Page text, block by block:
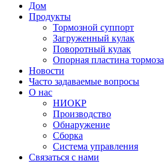
Дом
Продукты
Тормозной суппорт
Загруженный кулак
Поворотный кулак
Опорная пластина тормоза
Новости
Часто задаваемые вопросы
О нас
НИОКР
Производство
Обнаружение
Сборка
Система управления
Связаться с нами